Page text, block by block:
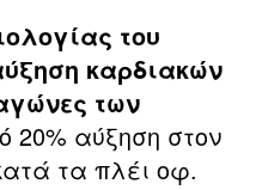
του
καρδιακών
των
20% αύξηση στον
τα πλέι οφ.